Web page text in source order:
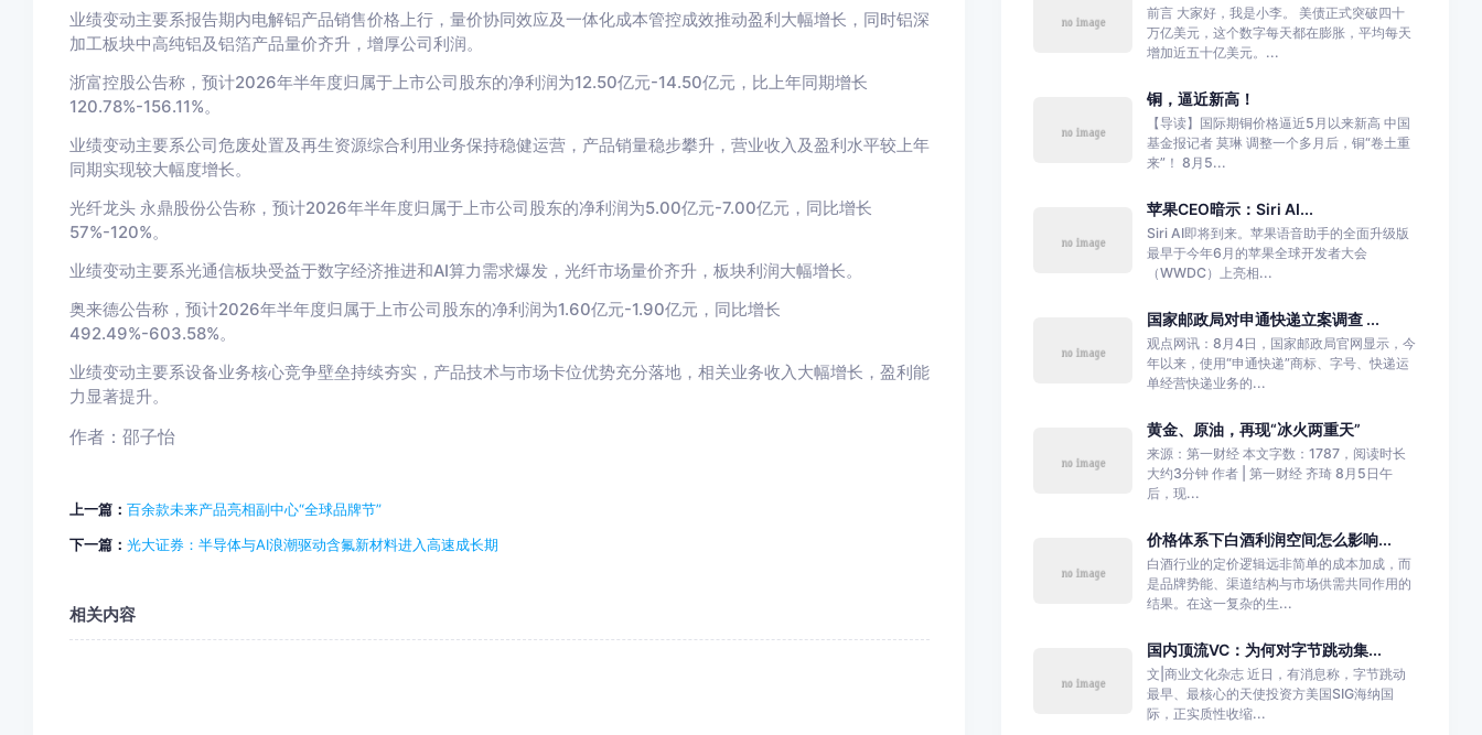
业绩变动主要系报告期内电解铝产品销售价格上行，量价协同效应及一体化成本管控成效推动盈利大幅增长，同时铝深
加工板块中高纯铝及铝箔产品量价齐升，增厚公司利润。
浙富控股公告称，预计2026年半年度归属于上市公司股东的净利润为12.50亿元-14.50亿元，比上年同期增长
120.78%-156.11%。
业绩变动主要系公司危废处置及再生资源综合利用业务保持稳健运营，产品销量稳步攀升，营业收入及盈利水平较上年
同期实现较大幅度增长。
光纤龙头 永鼎股份公告称，预计2026年半年度归属于上市公司股东的净利润为5.00亿元-7.00亿元，同比增长
57%-120%。
业绩变动主要系光通信板块受益于数字经济推进和AI算力需求爆发，光纤市场量价齐升，板块利润大幅增长。
奥来德公告称，预计2026年半年度归属于上市公司股东的净利润为1.60亿元-1.90亿元，同比增长
492.49%-603.58%。
业绩变动主要系设备业务核心竞争壁垒持续夯实，产品技术与市场卡位优势充分落地，相关业务收入大幅增长，盈利能
力显著提升。
作者：邵子怡
上一篇： 百余款未来产品亮相副中心“全球品牌节”
下一篇： 光大证券：半导体与AI浪潮驱动含氟新材料进入高速成长期
相关内容
前言 大家好，我是小李。 美债正式突破四十
万亿美元，这个数字每天都在膨胀，平均每天
增加近五十亿美元。...
铜，逼近新高！
【导读】国际期铜价格逼近5月以来新高 中国
基金报记者 莫琳 调整一个多月后，铜“卷土重
来”！ 8月5...
苹果CEO暗示：Siri AI...
Siri AI即将到来。苹果语音助手的全面升级版
最早于今年6月的苹果全球开发者大会
（WWDC）上亮相...
国家邮政局对申通快递立案调查 ...
观点网讯：8月4日，国家邮政局官网显示，今
年以来，使用“申通快递”商标、字号、快递运
单经营快递业务的...
黄金、原油，再现“冰火两重天”
来源：第一财经 本文字数：1787，阅读时长
大约3分钟 作者 | 第一财经 齐琦 8月5日午
后，现...
价格体系下白酒利润空间怎么影响...
白酒行业的定价逻辑远非简单的成本加成，而
是品牌势能、渠道结构与市场供需共同作用的
结果。在这一复杂的生...
国内顶流VC：为何对字节跳动集...
文|商业文化杂志 近日，有消息称，字节跳动
最早、最核心的天使投资方美国SIG海纳国
际，正实质性收缩...